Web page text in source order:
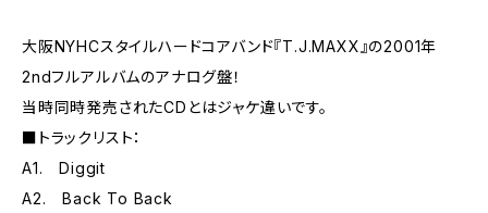
大阪NYHCスタイルハードコアバンド『T.J.MAXX』の2001年
2ndフルアルバムのアナログ盤！
当時同時発売されたCDとはジャケ違いです。
■トラックリスト：
A1. Diggit
A2. Back To Back